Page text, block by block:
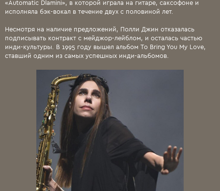
«Automatic Dlamini», в которой играла на гитаре, саксофоне и
исполняла бэк-вокал в течение двух с половиной лет.
Несмотря на наличие предложений, Полли Джин отказалась
подписывать контракт с мейджор-лейблом, и осталась частью
инди-культуры. В 1995 году вышел альбом To Bring You My Love,
ставший одним из самых успешных инди-альбомов.